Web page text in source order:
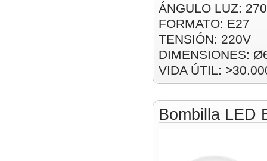
ÁNGULO LUZ:
FORMATO: E27
TENSIÓN: 220V
DIMENSIONES:
VIDA ÚTIL:
Bombilla LED